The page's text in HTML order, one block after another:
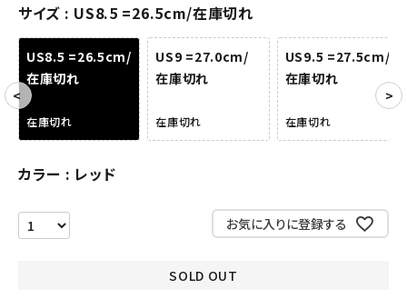
SEASON
CONTENTS
ACCOUNT MENU
サイズ US8.5 =26.5cm/在庫切れ
US8.5 =26.5cm/
在庫切れ
在庫切れ
US9 =27.0cm/
在庫切れ
在庫切れ
US9.5 =27.5cm/
在庫切れ
在庫切れ
カラー レッド
お気に入りに登録する
SOLD OUT